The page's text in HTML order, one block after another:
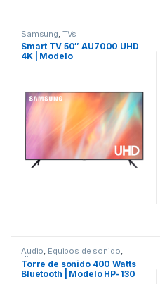
Samsung TVs
Smart TV 50″ AU7000 UHD
4K | Modelo
Audio, Equipos de sonido,
Hisense
Torre de sonido 400 Watts
Bluetooth | Modelo HP-130